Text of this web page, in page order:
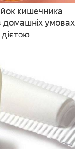
кишечника
домашніх умовах
дієтою